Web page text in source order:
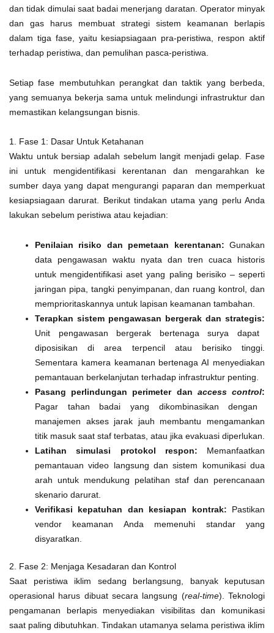
dan tidak dimulai saat badai menerjang daratan. Operator minyak
dan gas harus membuat strategi sistem keamanan berlapis
dalam tiga fase, yaitu kesiapsiagaan pra-peristiwa, respon aktif
terhadap peristiwa, dan pemulihan pasca-peristiwa.
Setiap fase membutuhkan perangkat dan taktik yang berbeda,
yang semuanya bekerja sama untuk melindungi infrastruktur dan
memastikan kelangsungan bisnis.
1. Fase 1: Dasar Untuk Ketahanan
Waktu untuk bersiap adalah sebelum langit menjadi gelap. Fase
ini untuk mengidentifikasi kerentanan dan mengarahkan ke
sumber daya yang dapat mengurangi paparan dan memperkuat
kesiapsiagaan darurat. Berikut tindakan utama yang perlu Anda
lakukan sebelum peristiwa atau kejadian:
Penilaian risiko dan pemetaan kerentanan: Gunakan
data pengawasan waktu nyata dan tren cuaca historis
untuk mengidentifikasi aset yang paling berisiko – seperti
jaringan pipa, tangki penyimpanan, dan ruang kontrol, dan
memprioritaskannya untuk lapisan keamanan tambahan.
Terapkan sistem pengawasan bergerak dan strategis:
Unit pengawasan bergerak bertenaga surya dapat
diposisikan di area terpencil atau berisiko tinggi.
Sementara kamera keamanan bertenaga AI menyediakan
pemantauan berkelanjutan terhadap infrastruktur penting.
Pasang perlindungan perimeter dan access control:
Pagar tahan badai yang dikombinasikan dengan
manajemen akses jarak jauh membantu mengamankan
titik masuk saat staf terbatas, atau jika evakuasi diperlukan.
Latihan simulasi protokol respon: Memanfaatkan
pemantauan video langsung dan sistem komunikasi dua
arah untuk mendukung pelatihan staf dan perencanaan
skenario darurat.
Verifikasi kepatuhan dan kesiapan kontrak: Pastikan
vendor keamanan Anda memenuhi standar yang
disyaratkan.
2. Fase 2: Menjaga Kesadaran dan Kontrol
Saat peristiwa iklim sedang berlangsung, banyak keputusan
operasional harus dibuat secara langsung (real-time). Teknologi
pengamanan berlapis menyediakan visibilitas dan komunikasi
saat paling dibutuhkan. Tindakan utamanya selama peristiwa iklim